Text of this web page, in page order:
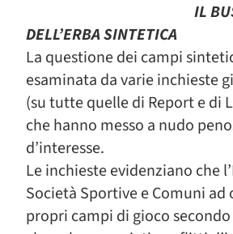
IL
DELL’ERBA SINTETICA
La questione dei campi
esaminata da varie inchieste
(su tutte quelle di Report e di
che hanno messo a nudo
d’interesse.
Le inchieste evidenziano che
Società Sportive e Comuni ad
propri campi di gioco